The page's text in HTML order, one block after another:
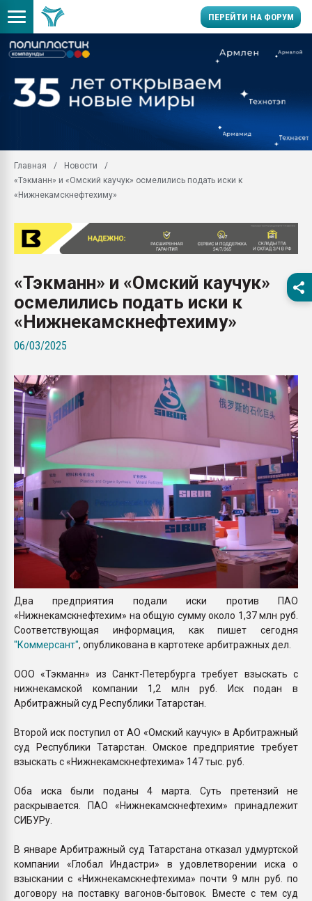
ПЕРЕЙТИ НА ФОРУМ
универсальны, что
умельцы изготовили
Продажа готового
производство SPC
29.07.2026 ФРП помог
Помощь в подборе
Вакуум-формовочные
Подмосковье, Москва
28.07.2026
первый план в
пластмасс
ПЕРЕЙТИ НА
Главная
Новости
«Тэкманн» и «Омский каучук» осмелились подать иски к
«Нижнекамскнефтехиму»
«Тэкманн» и «Омский каучук»
осмелились подать иски к
«Нижнекамскнефтехиму»
06/03/2025
Два предприятия подали иски против ПАО
«Нижнекамскнефтехим» на общую сумму около 1,37 млн руб.
Соответствующая информация, как пишет сегодня
"Коммерсант", опубликована в картотеке арбитражных дел.
ООО «Тэкманн» из Санкт-Петербурга требует взыскать с
нижнекамской компании 1,2 млн руб. Иск подан в
Арбитражный суд Республики Татарстан.
Второй иск поступил от АО «Омский каучук» в Арбитражный
суд Республики Татарстан. Омское предприятие требует
взыскать с «Нижнекамскнефтехима» 147 тыс. руб.
Оба иска были поданы 4 марта. Суть претензий не
раскрывается. ПАО «Нижнекамскнефтехим» принадлежит
СИБУРу.
В январе Арбитражный суд Татарстана отказал удмуртской
компании «Глобал Индастри» в удовлетворении иска о
взыскании с «Нижнекамскнефтехима» почти 9 млн руб. по
договору на поставку вагонов-бытовок. Вместе с тем суд